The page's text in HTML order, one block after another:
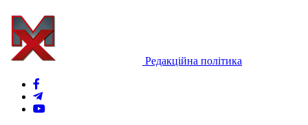
Редакційна політика